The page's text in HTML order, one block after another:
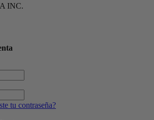
INC.
tu contraseña?